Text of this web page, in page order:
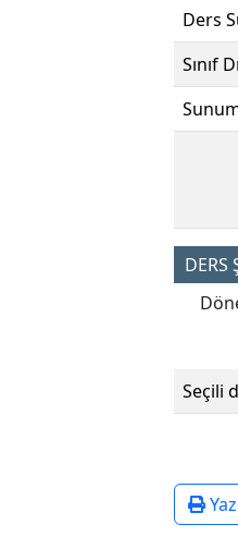
Ders
Sınıf
DERS
Seçili